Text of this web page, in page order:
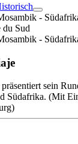
sein
Südafrika. (Mit